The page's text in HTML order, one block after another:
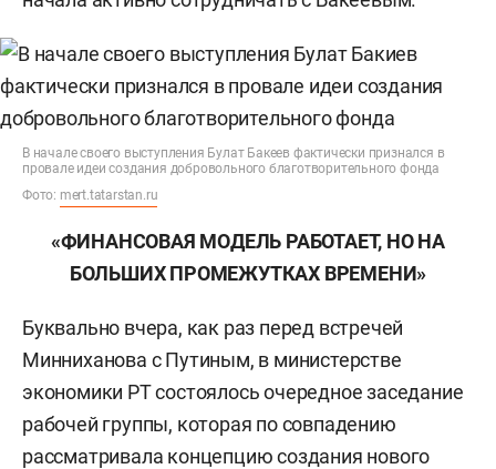
В начале своего выступления Булат Бакеев фактически признался в
провале идеи создания добровольного благотворительного фонда
Фото: mert.tatarstan.ru
«ФИНАНСОВАЯ МОДЕЛЬ РАБОТАЕТ, НО НА
БОЛЬШИХ ПРОМЕЖУТКАХ ВРЕМЕНИ»
Буквально вчера, как раз перед встречей
Минниханова с Путиным, в министерстве
экономики РТ состоялось очередное заседание
рабочей группы, которая по совпадению
рассматривала концепцию создания нового